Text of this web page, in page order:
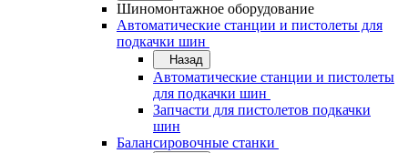
Шиномонтажное оборудование
Автоматические станции и пистолеты для
подкачки шин
Назад
Автоматические станции и пистолеты
для подкачки шин
Запчасти для пистолетов подкачки
шин
Балансировочные станки